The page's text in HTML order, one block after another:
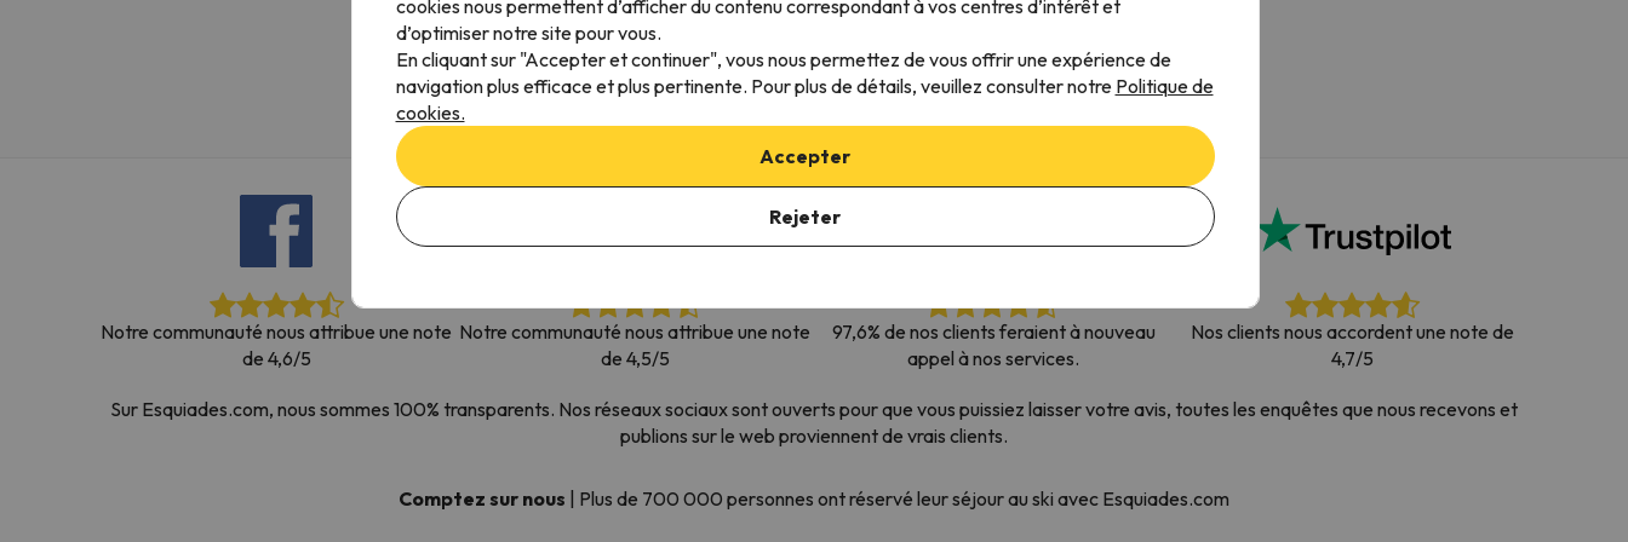
Il semble que notre chercheur se soit égaré. Dès qu'il aura retrouvé sa boussole, il reviendra.
Notre communauté nous attribue une note
de 4,6/5
Notre communauté nous attribue une note
de 4,5/5
97,6% de nos clients feraient à nouveau
appel à nos services.
Nos clients nous accordent une note de
4,7/5
Sur Esquiades.com, nous sommes 100% transparents. Nos réseaux sociaux sont ouverts pour que vous puissiez laisser votre avis, toutes les enquêtes que nous recevons et
publions sur le web proviennent de vrais clients.
Comptez sur nous Plus de 700 000 personnes ont réservé leur séjour au ski avec Esquiades.com
cookies nous permettent d’afficher du contenu correspondant à vos centres d’intérêt et
d’optimiser notre site pour vous.
En cliquant sur "Accepter et continuer", vous nous permettez de vous offrir une expérience de
navigation plus efficace et plus pertinente. Pour plus de détails, veuillez consulter notre Politique de
cookies.
Accepter
Rejeter